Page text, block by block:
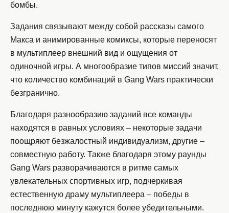
бомбы.
Задания связывают между собой рассказы самого
Макса и анимированные комиксы, которые переносят
в мультиплеер внешний вид и ощущения от
одиночной игры. А многообразие типов миссий значит,
что количество комбинаций в Gang Wars практически
безгранично.
Благодаря разнообразию заданий все команды
находятся в равных условиях – некоторые задачи
поощряют безжалостный индивидуализм, другие –
совместную работу. Также благодаря этому раунды
Gang Wars разворачиваются в ритме самых
увлекательных спортивных игр, подчеркивая
естественную драму мультиплеера – победы в
последнюю минуту кажутся более убедительными.